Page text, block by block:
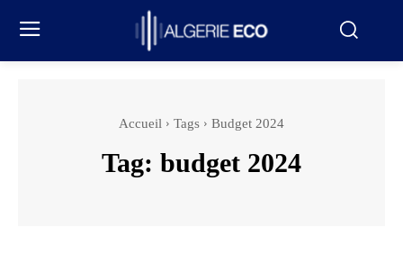
Accueil Tags Budget 2024
Tag: budget 2024